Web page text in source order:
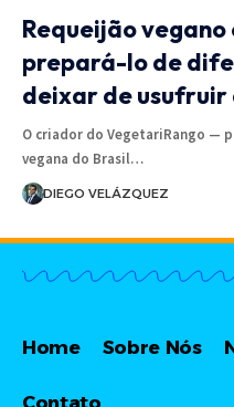
Requeijão
prepará-lo de
deixar de usufruir
O criador do VegetariRango —
vegana do Brasil…
DIEGO VELÁZQUEZ
Home Sobre Nós